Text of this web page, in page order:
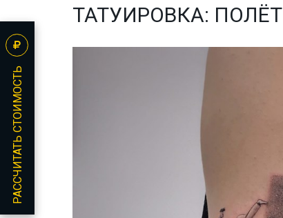
ТАТУИРОВКА: ПОЛЁТ
РАССЧИТАТЬ СТОИМОСТЬ